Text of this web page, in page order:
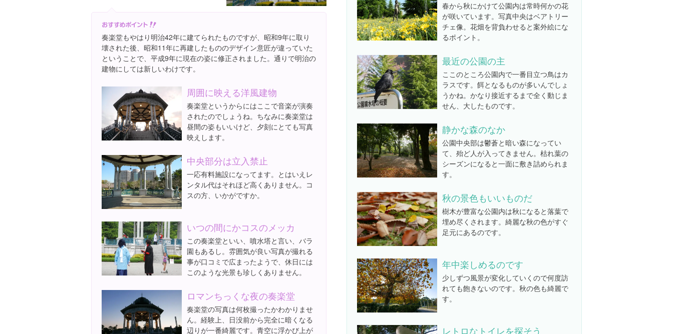
春から秋にかけて公園内は常時何かの花
が咲いています。写真中央はベアトリー
チェ像。花畑を背負わせると案外絵にな
るポイント。
最近の公園の主
ここのところ公園内で一番目立つ鳥はカ
ラスです。餌となるものが多いんでしょ
うかね。かなり接近するまで全く動じま
せん、大したものです。
静かな森のなか
公園中央部は鬱蒼と暗い森になってい
て、殆ど人が入ってきません。枯れ葉の
シーズンになると一面に敷き詰められま
す。
秋の景色もいいものだ
樹木が豊富な公園内は秋になると落葉で
埋め尽くされます。綺麗な秋の色がすぐ
足元にあるのです。
年中楽しめるのです
少しずつ風景が変化していくので何度訪
れても飽きないのです。秋の色も綺麗で
す。
レトロなトイレを探そう
奏楽堂もやはり明治42年に建てられたものですが、昭和9年に取り
壊された後、昭和11年に再建したもののデザイン意匠が違っていた
ということで、平成9年に現在の姿に修正されました。通りで明治の
建物にしては新しいわけです。
周囲に映える洋風建物
奏楽堂というからにはここで音楽が演奏
されたのでしょうね。ちなみに奏楽堂は
昼間の姿もいいけど、夕刻にとても写真
映えします。
中央部分は立入禁止
一応有料施設になってます。とはいえレ
ンタル代はそれほど高くありません。コ
スの方、いかがですか。
いつの間にかコスのメッカ
この奏楽堂といい、噴水塔と言い、バラ
園もあるし。雰囲気が良い写真が撮れる
事が口コミで広まったようで、休日には
このような光景も珍しくありません。
ロマンちっくな夜の奏楽堂
奏楽堂の写真は何枚撮ったかわかりませ
ん。経験上、日没前から完全に暗くなる
辺りが一番綺麗です。青空に浮かび上が